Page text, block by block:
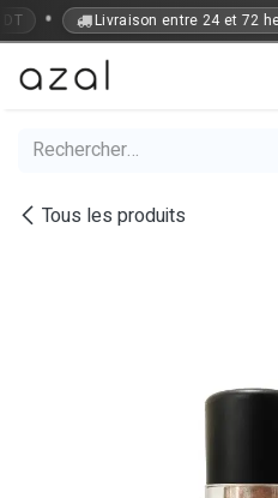
Se rendre au contenu
• Livraison entre 24 et 72
Tous les produits